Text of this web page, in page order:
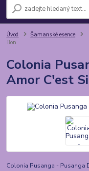
Úvod Šamanské esence
Bon
Colonia
Amor C'est
Colonia Pusanga - Pusanga